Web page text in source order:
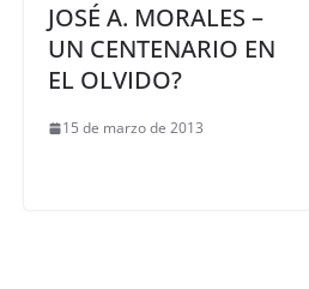
JOSÉ A. MORALES –
UN CENTENARIO EN
EL OLVIDO?
15 de marzo de 2013